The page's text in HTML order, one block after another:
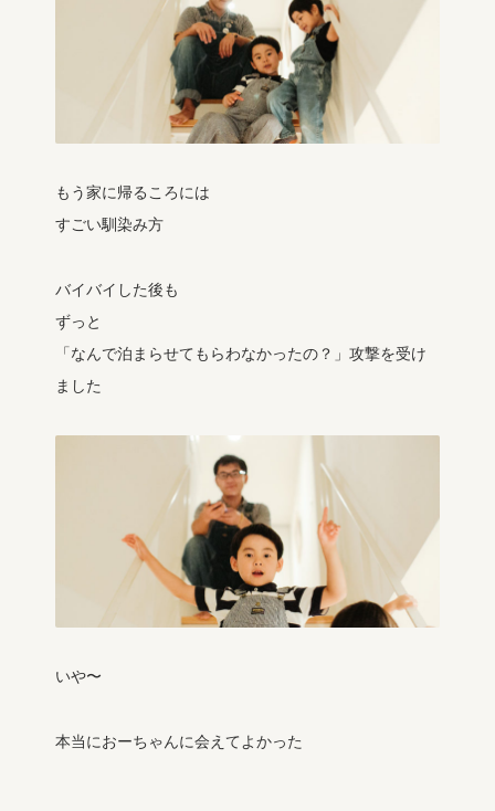
もう家に帰るころには
すごい馴染み方
バイバイした後も
ずっと
「なんで泊まらせてもらわなかったの？」攻撃を受け
ました
いや〜
本当におーちゃんに会えてよかった